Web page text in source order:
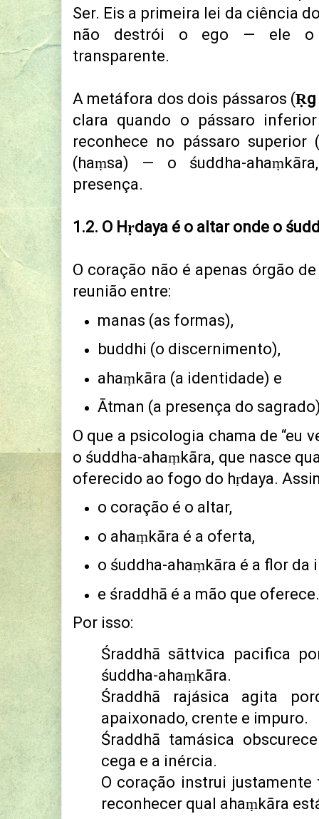
Ser. Eis a primeira lei da ciência
não destrói o ego — ele o
transparente.
A metáfora dos dois pássaros (
clara quando o pássaro
reconhece no pássaro superior
(haṃsa) — o śuddha-
presença.
1.2. O Hṛdaya é o altar onde o
O coração não é apenas órgão
reunião entre:
manas (as formas),
buddhi (o discernimento),
ahaṃkāra (a identidade) e
Ātman (a presença do
O que a psicologia chama de “eu
o śuddha-ahaṃkāra, que nasce
oferecido ao fogo do hṛdaya.
o coração é o altar,
o ahaṃkāra é a oferta,
o śuddha-ahaṃkāra é a flor da
e śraddhā é a mão que oferece.
Por isso:
Śraddhā sāttvica pacifica
śuddha-ahaṃkāra.
Śraddhā rajásica agita
apaixonado, crente e impuro.
Śraddhā tamásica
cega e a inércia.
O coração instrui
reconhecer qual ahaṃkāra